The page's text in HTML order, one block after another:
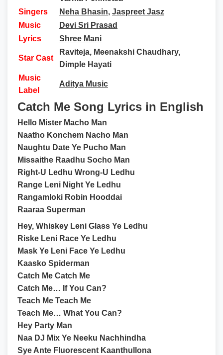
Singers
Neha Bhasin, Jaspreet Jasz
Music
Devi Sri Prasad
Lyrics
Shree Mani
Star Cast
Raviteja, Meenakshi Chaudhary,
Dimple Hayati
Music
Label
Aditya Music
Catch Me Song Lyrics in English
Hello Mister Macho Man
Naatho Konchem Nacho Man
Naughtu Date Ye Pucho Man
Missaithe Raadhu Socho Man
Right-U Ledhu Wrong-U Ledhu
Range Leni Night Ye Ledhu
Rangamloki Robin Hooddai
Raaraa Superman
Hey, Whiskey Leni Glass Ye Ledhu
Riske Leni Race Ye Ledhu
Mask Ye Leni Face Ye Ledhu
Kaasko Spiderman
Catch Me Catch Me
Catch Me… If You Can?
Teach Me Teach Me
Teach Me… What You Can?
Hey Party Man
Naa DJ Mix Ye Neeku Nachhindha
Sye Ante Fluorescent Kaanthullona